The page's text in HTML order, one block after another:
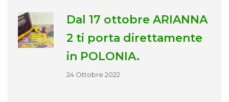
Dal 17 ottobre ARIANNA
2 ti porta direttamente
in POLONIA.
24 Ottobre 2022